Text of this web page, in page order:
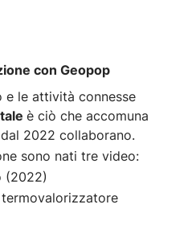
con Geopop
e le attività connesse
è ciò che accomuna
2022 collaborano.
sono nati tre video:
(2022)